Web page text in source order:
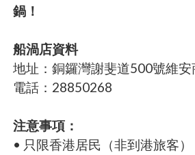
鍋！
船渦店資料
地址：銅鑼灣謝斐道500號維
電話：28850268
注意事項：
• 只限香港居民（非到港旅客）